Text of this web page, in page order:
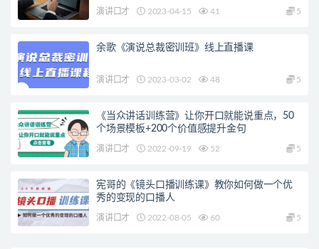
演讲口才 2023-04-15 41 5
余歌《演说总裁密训班》线上直播课
演讲口才 2023-03-02 48 5
《当众讲话训练营》让你开口就能说重点，50
个场景模板+200个价值感提升金句
演讲口才 2022-09-19 52 5
宪哥的《镜头口播训练课》教你如何做一个优
秀的变现的口播人
演讲口才 2022-08-05 60 5